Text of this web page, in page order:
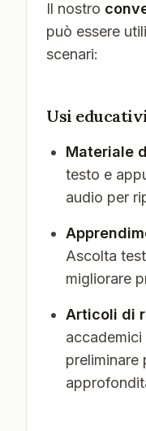
Il nostro
può essere
scenari:
Usi
Materiale
testo e
audio per
Ascolta
migliorare
Articoli di
accademici
preliminare